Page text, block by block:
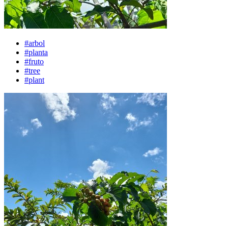
#arbol
#planta
#fruto
#tree
#plant